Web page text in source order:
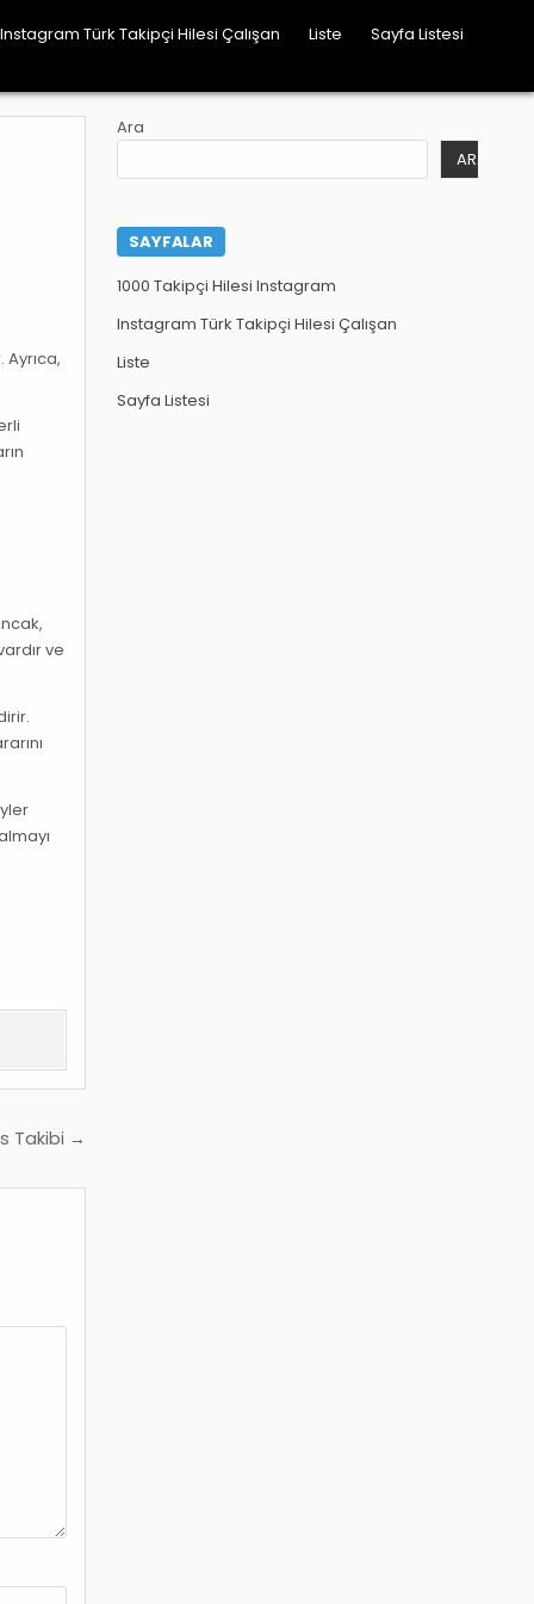
Instagram Türk Takipçi Hilesi Çalışan Liste Sayfa Listesi
ve
Takibi →
Ara
ARA
SAYFALAR
1000 Takipçi Hilesi Instagram
Instagram Türk Takipçi Hilesi Çalışan
Liste
Sayfa Listesi